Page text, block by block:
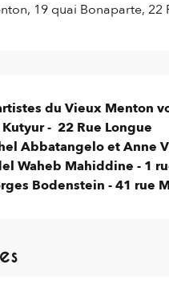
19 quai Bonaparte, 22
du Vieux Menton
Kutyur -  22 Rue Longue
Abbatangelo et Anne
Waheb Mahiddine - 1
Bodenstein - 41 rue